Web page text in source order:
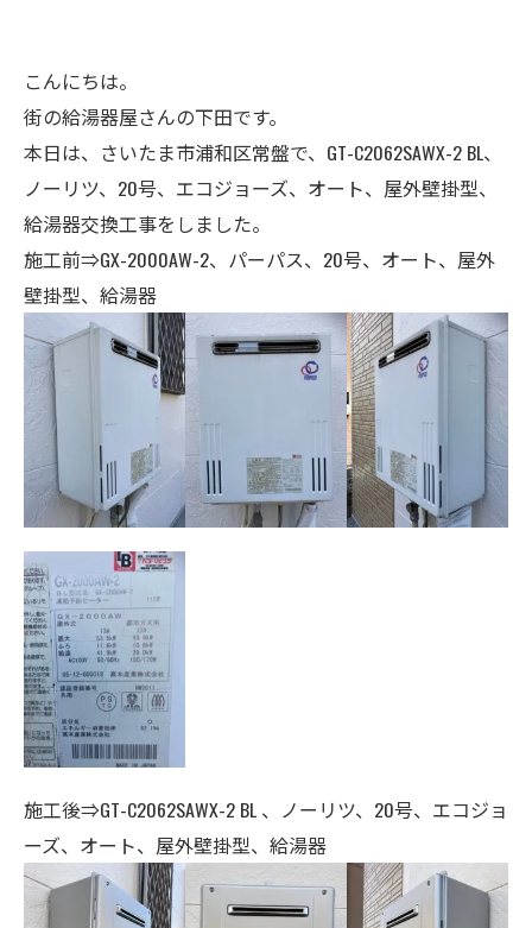
こんにちは。
街の給湯器屋さんの下田です。
本日は、さいたま市浦和区常盤で、GT-C2062SAWX-2 BL、
ノーリツ、20号、エコジョーズ、オート、屋外壁掛型、
給湯器交換工事をしました。
施工前⇒GX-2000AW-2、パーパス、 20号、 オート、屋外
壁掛型、給湯器
施工後⇒GT-C2062SAWX-2 BL 、ノーリツ、20号、エコジョ
ーズ、オート、 屋外壁掛型、給湯器